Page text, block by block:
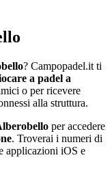
? Campopadel.it ti
a padel a
o per ricevere
alla struttura.
per accedere
. Troverai i numeri di
applicazioni iOS e